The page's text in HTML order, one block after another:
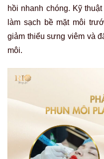
hồi nhanh chóng. Kỹ
làm sạch bề mặt môi
giảm thiểu sưng viêm và
môi.